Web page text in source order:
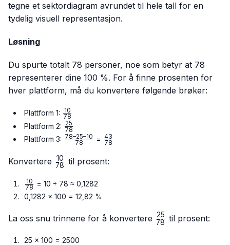
tegne et sektordiagram avrundet til hele tall for en
tydelig visuell representasjon.
Løsning
Du spurte totalt 78 personer, noe som betyr at 78
representerer dine 100 %. For å finne prosenten for
hver plattform, må du konvertere følgende brøker:
Plattform 1: \frac{10}
{78}
78
10
Plattform 2: \frac{25}
{78}
78
25
Plattform 3: \frac{78
10}{78}
78
78–25–10 = \frac{43}
78
43
Konvertere \frac{10}
78
10 til prosent:
\frac{10}
{78}
78
10
= 10 ÷ 78 ≈ 0,1282
0,1282 × 100 = 12,82 %
La oss snu trinnene for å konvertere \frac{25}
78
25 til prosent:
25 × 100 = 2500